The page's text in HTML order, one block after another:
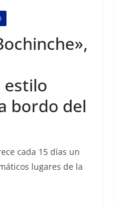
estilo
bordo del
cada 15 días un
lugares de la